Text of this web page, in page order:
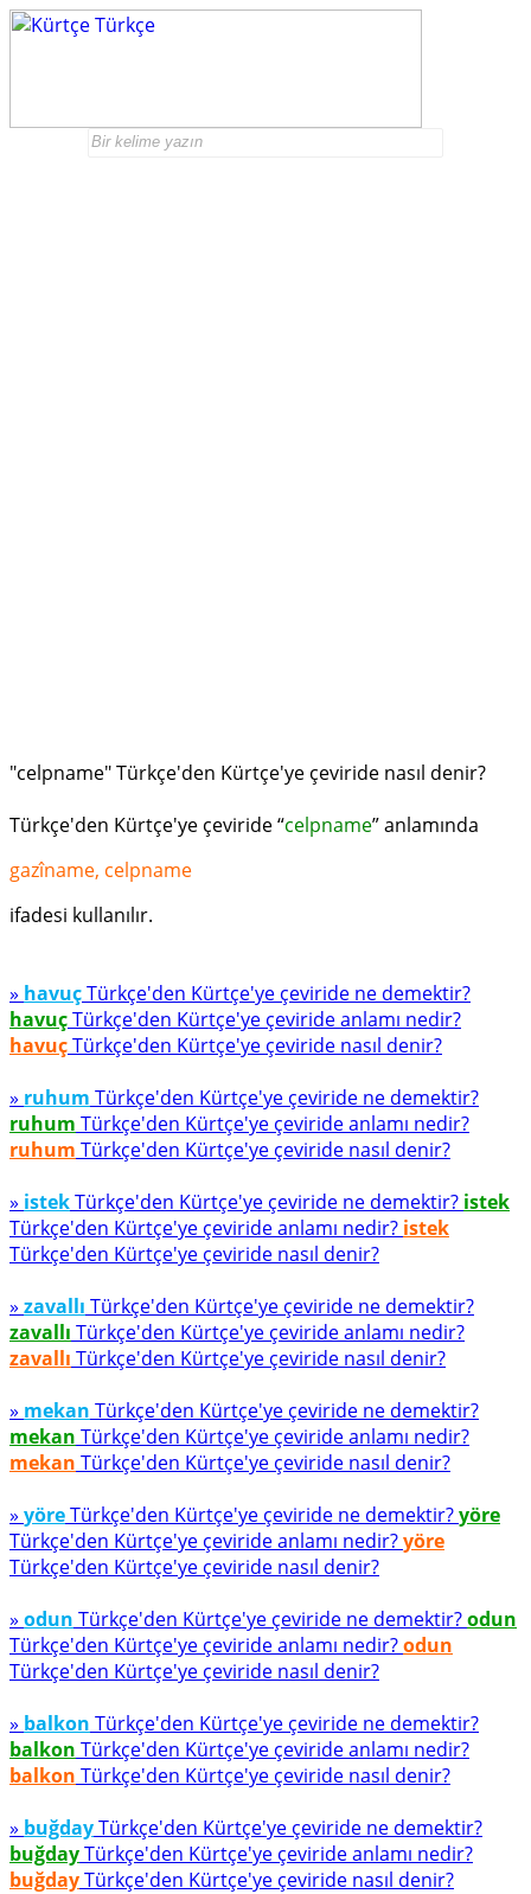
"celpname" Türkçe'den Kürtçe'ye çeviride nasıl denir?
Türkçe'den Kürtçe'ye çeviride “celpname” anlamında
gazîname, celpname
ifadesi kullanılır.
» havuçTürkçe'den Kürtçe'ye çeviride ne demektir?
havuçTürkçe'den Kürtçe'ye çeviride anlamı nedir?
havuçTürkçe'den Kürtçe'ye çeviride nasıl denir?
» ruhum Türkçe'den Kürtçe'ye çeviride ne demektir?
ruhum Türkçe'den Kürtçe'ye çeviride anlamı nedir?
ruhum Türkçe'den Kürtçe'ye çeviride nasıl denir?
» istekTürkçe'den Kürtçe'ye çeviride ne demektir? istek
Türkçe'den Kürtçe'ye çeviride anlamı nedir? istek
Türkçe'den Kürtçe'ye çeviride nasıl denir?
» zavallı Türkçe'den Kürtçe'ye çeviride ne demektir?
zavallı Türkçe'den Kürtçe'ye çeviride anlamı nedir?
zavallı Türkçe'den Kürtçe'ye çeviride nasıl denir?
» mekan Türkçe'den Kürtçe'ye çeviride ne demektir?
mekan Türkçe'den Kürtçe'ye çeviride anlamı nedir?
mekan Türkçe'den Kürtçe'ye çeviride nasıl denir?
» yöreTürkçe'den Kürtçe'ye çeviride ne demektir?yöre
Türkçe'den Kürtçe'ye çeviride anlamı nedir?yöre
Türkçe'den Kürtçe'ye çeviride nasıl denir?
» odun Türkçe'den Kürtçe'ye çeviride ne demektir?odun
Türkçe'den Kürtçe'ye çeviride anlamı nedir?odun
Türkçe'den Kürtçe'ye çeviride nasıl denir?
» balkon Türkçe'den Kürtçe'ye çeviride ne demektir?
balkon Türkçe'den Kürtçe'ye çeviride anlamı nedir?
balkon Türkçe'den Kürtçe'ye çeviride nasıl denir?
» buğdayTürkçe'den Kürtçe'ye çeviride ne demektir?
buğdayTürkçe'den Kürtçe'ye çeviride anlamı nedir?
buğdayTürkçe'den Kürtçe'ye çeviride nasıl denir?